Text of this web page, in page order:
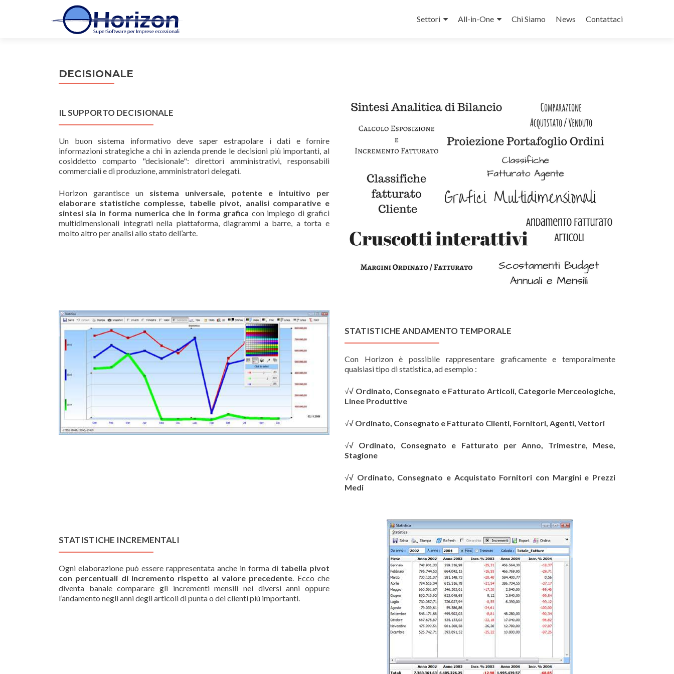
Settori
All-in-One Chi Siamo News Contattaci
DECISIONALE
IL SUPPORTO DECISIONALE
Un buon sistema informativo deve saper estrapolare i dati e fornire
informazioni strategiche a chi in azienda prende le decisioni più importanti, al
cosiddetto comparto "decisionale": direttori amministrativi, responsabili
commerciali e di produzione, amministratori delegati.
Horizon garantisce un sistema universale, potente e intuitivo per
elaborare statistiche complesse, tabelle pivot, analisi comparative e
sintesi sia in forma numerica che in forma grafica con impiego di grafici
multidimensionali integrati nella piattaforma, diagrammi a barre, a torta e
molto altro per analisi allo stato dell’arte.
STATISTICHE ANDAMENTO TEMPORALE
Con Horizon è possibile rappresentare graficamente e temporalmente
qualsiasi tipo di statistica, ad esempio :
√√ Ordinato, Consegnato e Fatturato Articoli, Categorie Merceologiche,
Linee Produttive
√√ Ordinato, Consegnato e Fatturato Clienti, Fornitori, Agenti, Vettori
√√ Ordinato, Consegnato e Fatturato per Anno, Trimestre, Mese,
Stagione
√√ Ordinato, Consegnato e Acquistato Fornitori con Margini e Prezzi
Medi
STATISTICHE INCREMENTALI
Ogni elaborazione può essere rappresentata anche in forma di tabella pivot
con percentuali di incremento rispetto al valore precedente. Ecco che
diventa banale comparare gli incrementi mensili nei diversi anni oppure
l’andamento negli anni degli articoli di punta o dei clienti più importanti.